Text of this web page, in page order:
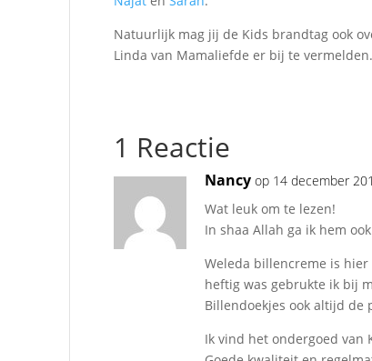
Natuurlijk mag jij de Kids brandtag ook
Linda van Mamaliefde er bij te vermelden.
1 Reactie
Nancy op 14 december
Wat leuk om te lezen!
In shaa Allah ga ik hem
Weleda billencreme is
heftig was gebrukte ik bij
Billendoekjes ook altijd de
Ik vind het ondergoed